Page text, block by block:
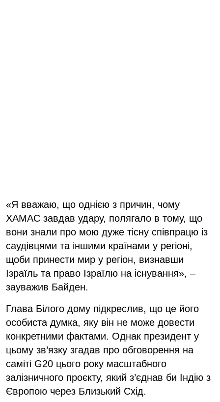
«Я вважаю, що однією з причин, чому
ХАМАС завдав удару, полягало в тому, що
вони знали про мою дуже тісну співпрацю із
саудівцями та іншими країнами у регіоні,
щоби принести мир у регіон, визнавши
Ізраїль та право Ізраїлю на існування», –
зауважив Байден.
Глава Білого дому підкреслив, що це його
особиста думка, яку він не може довести
конкретними фактами. Однак президент у
цьому зв’язку згадав про обговорення на
саміті G20 цього року масштабного
залізничного проєкту, який з’єднав би Індію з
Європою через Близький Схід.